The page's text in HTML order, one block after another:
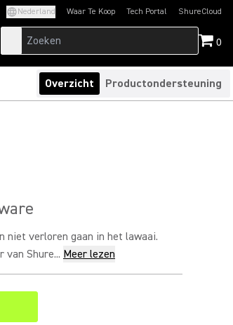
Nederland Waar Te Koop Tech Portal
(Opens in a new tab)ShureCloud
(Opens in a new
0
Overzicht Productondersteuning
niet verloren gaan in het lawaai.
Shure... Meer lezen